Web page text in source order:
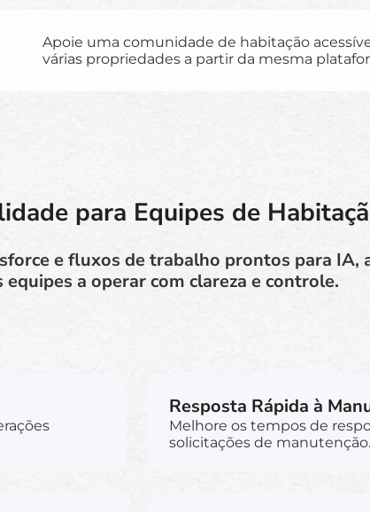
Apoie uma comunidade de habitação
várias propriedades a partir da mesma
para Equipes de
e fluxos de trabalho prontos para IA,
equipes a operar com clareza e controle.
Resposta Rápida à
Melhore os tempos de
solicitações de manutenção.